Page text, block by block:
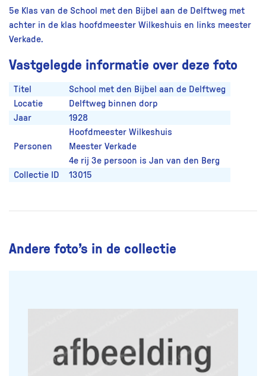
5e Klas van de School met den Bijbel aan de Delftweg met
achter in de klas hoofdmeester Wilkeshuis en links meester
Verkade.
Vastgelegde informatie over deze foto
Titel
School met den Bijbel aan de Delftweg
Locatie
Delftweg binnen dorp
Jaar
1928
Personen
Hoofdmeester Wilkeshuis
Meester Verkade
4e rij 3e persoon is Jan van den Berg
Collectie ID
13015
Andere foto’s in de collectie